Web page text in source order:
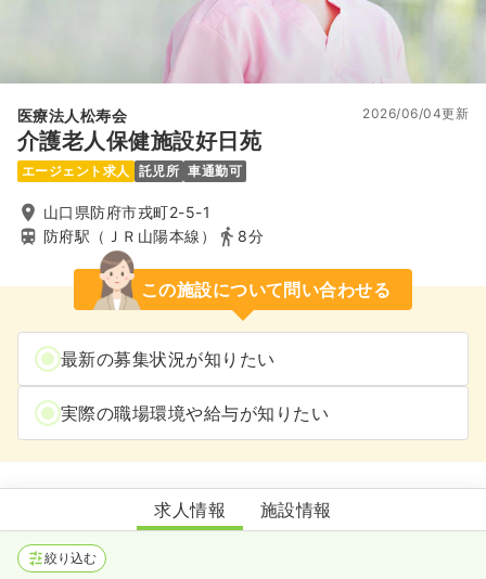
医療法人松寿会
介護老人保健施設好日苑
2026/06/04更新
エージェント求人 託児所 車通勤可
山口県防府市戎町2-5-1
防府駅（ＪＲ山陽本線）
8分
この施設について問い合わせる
最新の募集状況が知りたい
実際の職場環境や給与が知りたい
介護老人保健施設好日苑
求人情報 施設情報
絞り込む